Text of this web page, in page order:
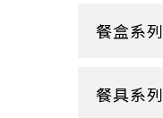
扁碗系列
餐盒系列
日式餐盒
餐具系列